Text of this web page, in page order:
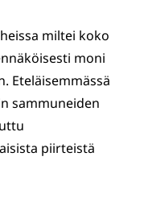
miltei koko
moni
Eteläisemmässä
sammuneiden
piirteistä